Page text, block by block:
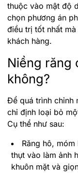
thuộc vào mật độ
chọn phương án
điều trị tốt nhất
khách hàng.
Niềng răng
không?
Để quá trình chỉnh
chỉ định loại bỏ
Cụ thể như sau:
Răng hô,
thụt vào làm ảnh
khuôn mặt và